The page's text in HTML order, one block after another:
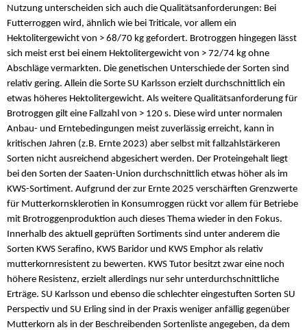
Nutzung unterscheiden sich auch die Qualitätsanforderungen: Bei
Futterroggen wird, ähnlich wie bei Triticale, vor allem ein
Hektolitergewicht von > 68/70 kg gefordert. Brotroggen hingegen lässt
sich meist erst bei einem Hektolitergewicht von > 72/74 kg ohne
Abschläge vermarkten. Die genetischen Unterschiede der Sorten sind
relativ gering. Allein die Sorte SU Karlsson erzielt durchschnittlich ein
etwas höheres Hektolitergewicht. Als weitere Qualitätsanforderung für
Brotroggen gilt eine Fallzahl von > 120 s. Diese wird unter normalen
Anbau- und Erntebedingungen meist zuverlässig erreicht, kann in
kritischen Jahren (z.B. Ernte 2023) aber selbst mit fallzahlstärkeren
Sorten nicht ausreichend abgesichert werden. Der Proteingehalt liegt
bei den Sorten der Saaten-Union durchschnittlich etwas höher als im
KWS-Sortiment. Aufgrund der zur Ernte 2025 verschärften Grenzwerte
für Mutterkornsklerotien in Konsumroggen rückt vor allem für Betriebe
mit Brotroggenproduktion auch dieses Thema wieder in den Fokus.
Innerhalb des aktuell geprüften Sortiments sind unter anderem die
Sorten KWS Serafino, KWS Baridor und KWS Emphor als relativ
mutterkornresistent zu bewerten. KWS Tutor besitzt zwar eine noch
höhere Resistenz, erzielt allerdings nur sehr unterdurchschnittliche
Erträge. SU Karlsson und ebenso die schlechter eingestuften Sorten SU
Perspectiv und SU Erling sind in der Praxis weniger anfällig gegenüber
Mutterkorn als in der Beschreibenden Sortenliste angegeben, da dem